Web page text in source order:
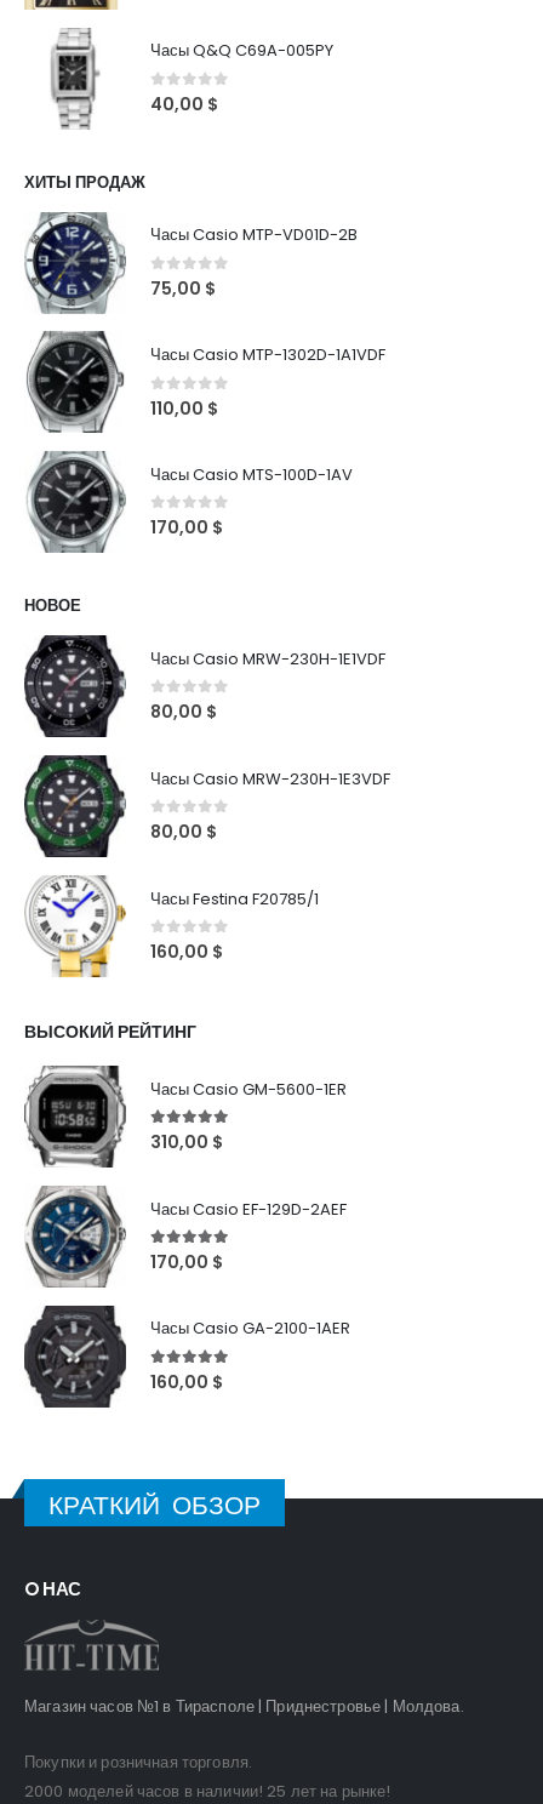
Часы Q&Q C69A-005PY
0 out of 5
40,00 $
ХИТЫ ПРОДАЖ
Часы Casio MTP-VD01D-2B
0out of 5
75,00 $
Часы Casio MTP-1302D-1A1VDF
0out of 5
110,00 $
Часы Casio MTS-100D-1AV
0out of 5
170,00 $
НОВОЕ
Часы Casio MRW-230H-1E1VDF
0out of 5
80,00 $
Часы Casio MRW-230H-1E3VDF
0out of 5
80,00 $
Часы Festina F20785/1
0out of 5
160,00 $
ВЫСОКИЙ РЕЙТИНГ
Часы Casio GM-5600-1ER
5out of 5
310,00 $
Часы Casio EF-129D-2AEF
5out of 5
170,00 $
Часы Casio GA-2100-1AER
5out of 5
160,00 $
КРАТКИЙ ОБЗОР
O НАС
Магазин часов №1 в Тирасполе | Приднестровье | Молдова.
Покупки и розничная торговля.
2000 моделей часов в наличии! 25 лет на рынке!